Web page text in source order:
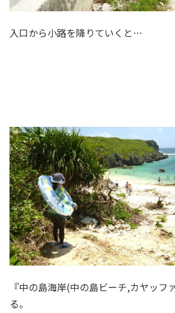
入口から小路を降りていくと…
『中の島海岸(中の島ビーチ,カヤッフ
る。